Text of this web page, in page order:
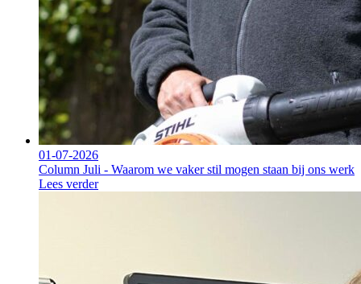
01-07-2026
Column Juli - Waarom we vaker stil mogen staan bij ons werk
Lees verder